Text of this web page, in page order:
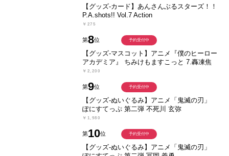
【グッズ-カード】あんさんぶるスターズ！！
P.A.shots!! Vol.7 Action
￥275
第8位
【グッズ-マスコット】アニメ『僕のヒーロー
アカデミア』 ちみけもますこっと 7.轟凍焦
￥2,200
予約受付中
第9位
【グッズ-ぬいぐるみ】アニメ「鬼滅の刃」
ぽにすてっぷ 第二弾 不死川 玄弥
￥1,980
予約受付中
第10位
【グッズ-ぬいぐるみ】アニメ「鬼滅の刃」
予約受付中